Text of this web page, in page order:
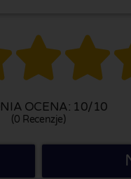

OCENA: 10/10
(0 Recenzje)